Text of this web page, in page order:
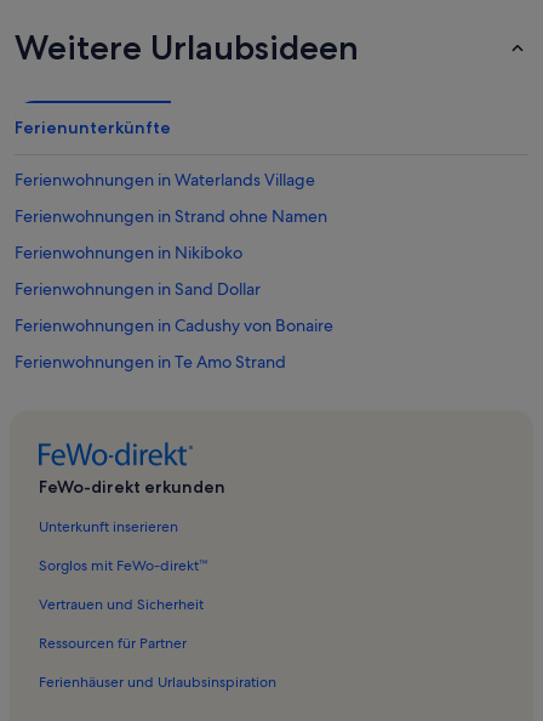
Weitere Urlaubsideen
Ferienunterkünfte
Ferienwohnungen in Waterlands Village
Ferienwohnungen in Strand ohne Namen
Ferienwohnungen in Nikiboko
Ferienwohnungen in Sand Dollar
Ferienwohnungen in Cadushy von Bonaire
Ferienwohnungen in Te Amo Strand
Ferienwohnungen in Pink Beach
Ferienwohnungen in Sabal Palm
Ferienwohnungen in Sabadeco
Ferienwohnungen in Strand Lac Bay
Ferienwohnungen in Fort Oranje
FeWo-direkt erkunden
Unterkunft inserieren
Sorglos mit FeWo-direkt™
Vertrauen und Sicherheit
Ressourcen für Partner
Ferienhäuser und Urlaubsinspiration